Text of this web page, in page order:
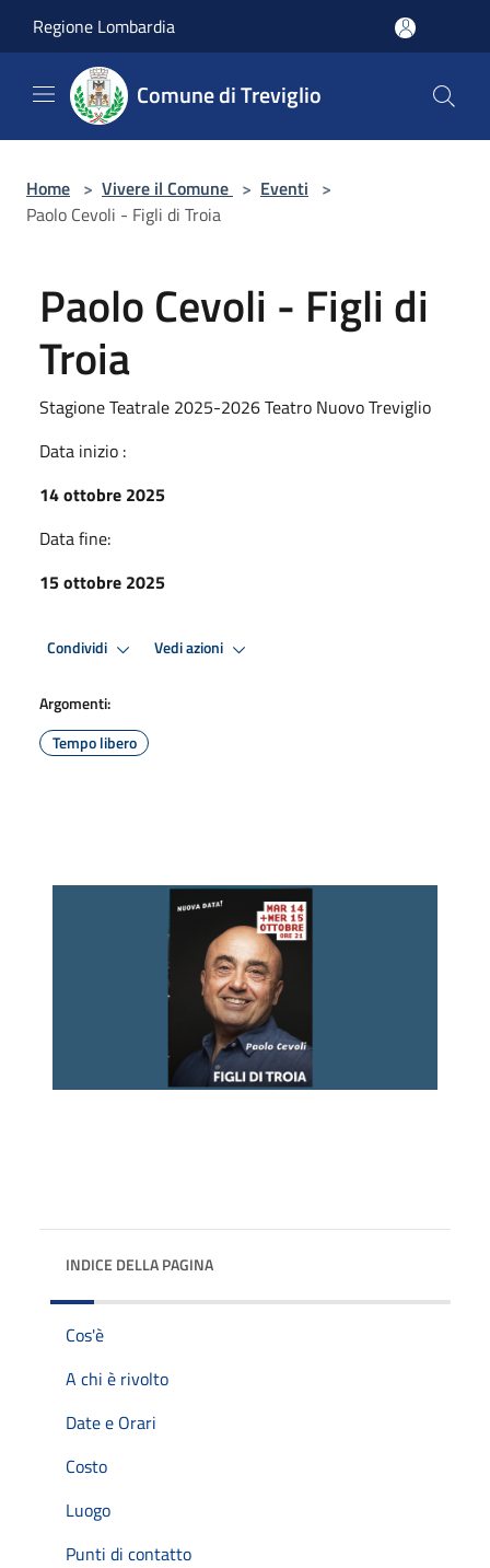
Regione Lombardia
Comune di Treviglio
Home > Vivere il Comune > Eventi >
Paolo Cevoli - Figli di Troia
Paolo Cevoli - Figli di
Troia
Stagione Teatrale 2025-2026 Teatro Nuovo Treviglio
Data inizio :
14 ottobre 2025
Data fine:
15 ottobre 2025
Condividi Vedi azioni
Argomenti:
Tempo libero
INDICE DELLA PAGINA
Cos'è
A chi è rivolto
Date e Orari
Costo
Luogo
Punti di contatto